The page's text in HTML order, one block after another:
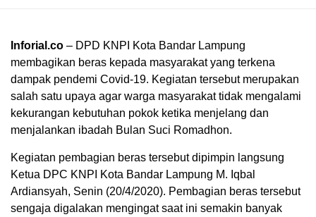
Inforial.co – DPD KNPI Kota Bandar Lampung
membagikan beras kepada masyarakat yang terkena
dampak pendemi Covid-19. Kegiatan tersebut merupakan
salah satu upaya agar warga masyarakat tidak mengalami
kekurangan kebutuhan pokok ketika menjelang dan
menjalankan ibadah Bulan Suci Romadhon.
Kegiatan pembagian beras tersebut dipimpin langsung
Ketua DPC KNPI Kota Bandar Lampung M. Iqbal
Ardiansyah, Senin (20/4/2020). Pembagian beras tersebut
sengaja digalakan mengingat saat ini semakin banyak